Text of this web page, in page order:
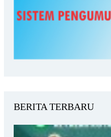
BERITA TERBARU